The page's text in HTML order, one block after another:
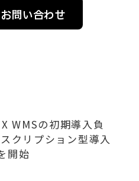
問い合わせ
WMSの初期導入負
クリプション型導入
開始